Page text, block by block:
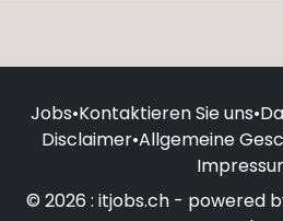
Jobs•Kontaktieren Sie uns•
Disclaimer•Allgemeine
© 2026 : itjobs.ch - powered